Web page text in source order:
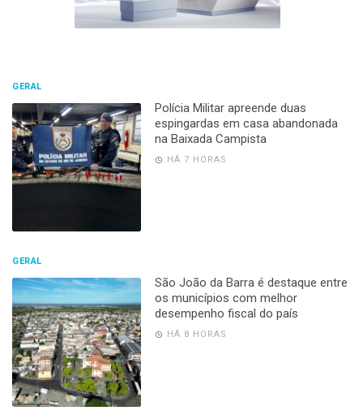
GERAL
Polícia Militar apreende duas
espingardas em casa abandonada
na Baixada Campista
HÁ 7 HORAS
GERAL
São João da Barra é destaque entre
os municípios com melhor
desempenho fiscal do país
HÁ 8 HORAS